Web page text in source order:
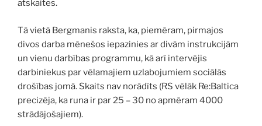
atskaitēs.
Tā vietā Bergmanis raksta, ka, piemēram, pirmajos
divos darba mēnešos iepazinies ar divām instrukcijām
un vienu darbības programmu, kā arī intervējis
darbiniekus par vēlamajiem uzlabojumiem sociālās
drošības jomā. Skaits nav norādīts (RS vēlāk Re:Baltica
precizēja, ka runa ir par 25 – 30 no apmēram 4000
strādājošajiem).